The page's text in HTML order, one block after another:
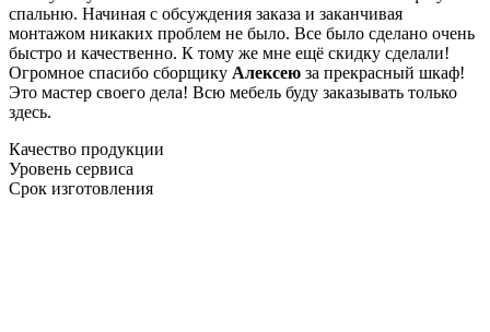
спальню. Начиная с обсуждения заказа и заканчивая
монтажом никаких проблем не было. Все было сделано очень
быстро и качественно. К тому же мне ещё скидку сделали!
Огромное спасибо сборщику Алексею за прекрасный шкаф!
Это мастер своего дела! Всю мебель буду заказывать только
здесь.
Качество продукции
Уровень сервиса
Срок изготовления